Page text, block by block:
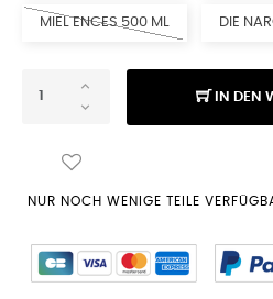
MIEL ENCES 500 ML DIE
IN DEN
NUR NOCH WENIGE TEILE